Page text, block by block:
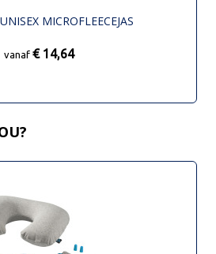
MICROFLEECEJAS
vanaf € 14,64